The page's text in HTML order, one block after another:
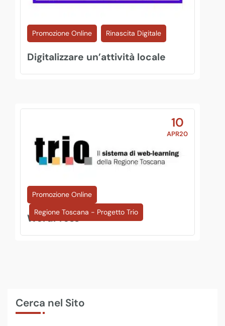
Promozione Online Rinascita Digitale
Digitalizzare un’attività locale
10
APR20
Promozione Online
Regione Toscana - Progetto Trio
WordPress
Cerca nel Sito